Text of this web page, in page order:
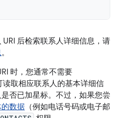
后检索联系人详细信息，请
。
时，您通常不需要
读取相应联系人的基本详细信
否已加星标。不过，如果您尝
数据 （例如电话号码或电子邮